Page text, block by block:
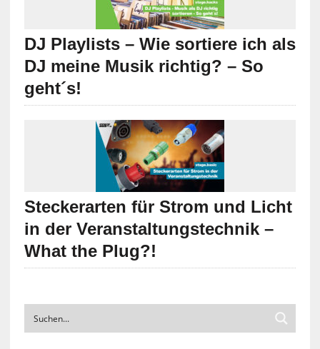
DJ Playlists – Wie sortiere ich als
DJ meine Musik richtig? – So
geht´s!
Steckerarten für Strom und Licht
in der Veranstaltungstechnik –
What the Plug?!